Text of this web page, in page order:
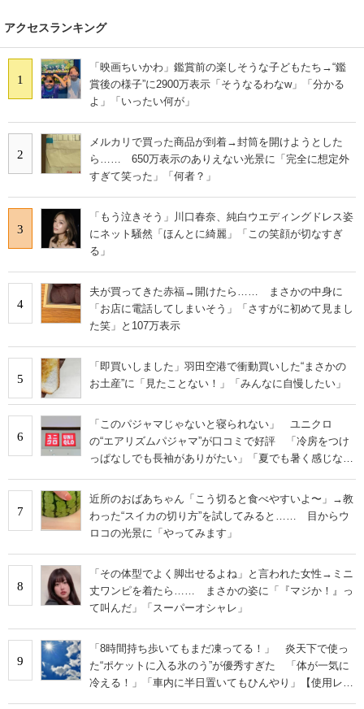
アクセスランキング
1
「映画ちいかわ」鑑賞前の楽しそうな子どもたち→“鑑
賞後の様子”に2900万表示「そうなるわなw」「分かる
よ」「いったい何が」
2
メルカリで買った商品が到着→封筒を開けようとした
ら…… 650万表示のありえない光景に「完全に想定外
すぎて笑った」「何者？」
3
「もう泣きそう」川口春奈、純白ウエディングドレス姿
にネット騒然「ほんとに綺麗」「この笑顔が切なすぎ
る」
4
夫が買ってきた赤福→開けたら…… まさかの中身に
「お店に電話してしまいそう」「さすがに初めて見まし
た笑」と107万表示
5
「即買いしました」羽田空港で衝動買いした“まさかの
お土産”に「見たことない！」「みんなに自慢したい」
6
「このパジャマじゃないと寝られない」 ユニクロ
の“エアリズムパジャマ”が口コミで好評 「冷房をつけ
っぱなしでも長袖がありがたい」「夏でも暑く感じな
7
近所のおばあちゃん「こう切ると食べやすいよ〜」→教
わった“スイカの切り方”を試してみると…… 目からウ
ロコの光景に「やってみます」
8
「その体型でよく脚出せるよね」と言われた女性→ミニ
丈ワンピを着たら…… まさかの姿に「『マジか！』っ
て叫んだ」「スーパーオシャレ」
9
「8時間持ち歩いてもまだ凍ってる！」 炎天下で使っ
た“ポケットに入る氷のう”が優秀すぎた 「体が一気に
冷える！」「車内に半日置いてもひんやり」【使用レビ